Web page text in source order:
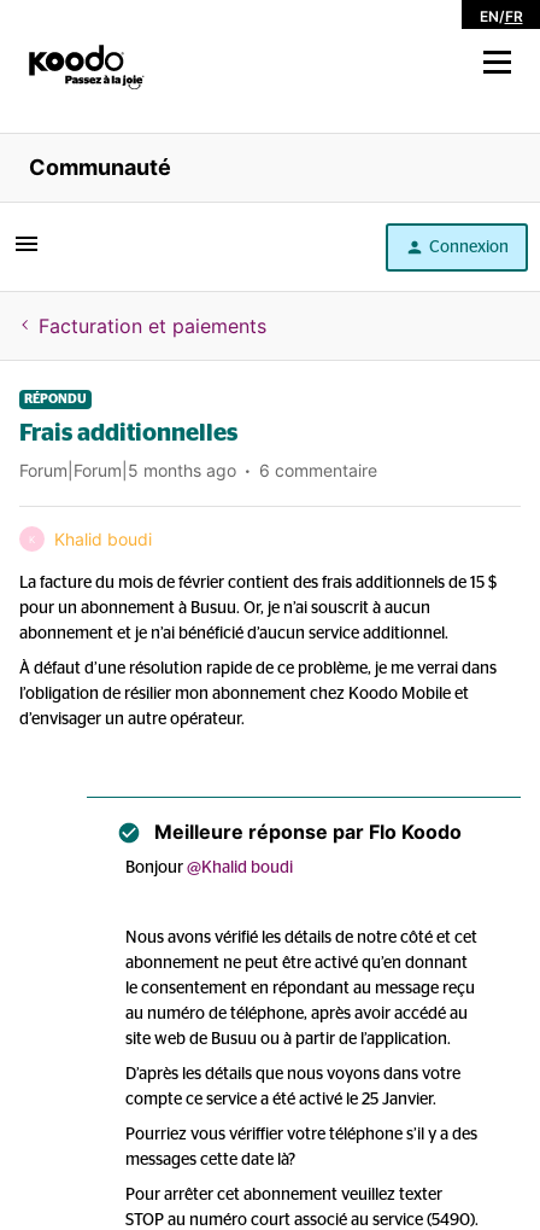
EN/FR
Magasiner
Libre service
Aide
Communauté
Connexion
Facturation et paiements
RÉPONDU
Frais additionnelles
Forum|Forum|5 months ago 6 commentaire
K Khalid boudi
La facture du mois de février contient des frais additionnels de 15 $
pour un abonnement à Busuu. Or, je n’ai souscrit à aucun
abonnement et je n’ai bénéficié d’aucun service additionnel.
À défaut d’une résolution rapide de ce problème, je me verrai dans
l’obligation de résilier mon abonnement chez Koodo Mobile et
d’envisager un autre opérateur.
Meilleure réponse par Flo Koodo
Bonjour ​ @Khalid boudi
Nous avons vérifié les détails de notre côté et cet
abonnement ne peut être activé qu’en donnant
le consentement en répondant au message reçu
au numéro de téléphone, après avoir accédé au
site web de Busuu ou à partir de l’application.
D’après les détails que nous voyons dans votre
compte ce service a été activé le 25 Janvier.
Pourriez vous vériffier votre téléphone s’il y a des
messages cette date là?
Pour arrêter cet abonnement veuillez texter
STOP au numéro court associé au service (5490).